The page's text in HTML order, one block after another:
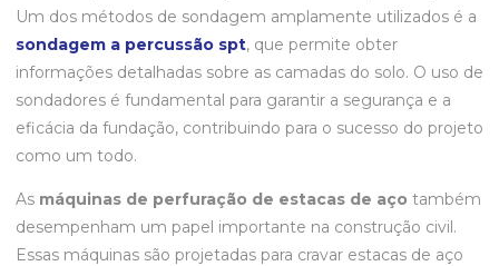
Um dos métodos de sondagem amplamente utilizados é a
sondagem a percussão spt, que permite obter
informações detalhadas sobre as camadas do solo. O uso de
sondadores é fundamental para garantir a segurança e a
eficácia da fundação, contribuindo para o sucesso do projeto
como um todo.
As máquinas de perfuração de estacas de aço também
desempenham um papel importante na construção civil.
Essas máquinas são projetadas para cravar estacas de aço